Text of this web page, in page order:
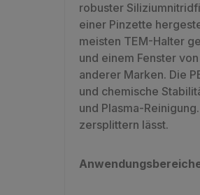
robuster
einer Pinzette
meisten TEM-Halter
und einem Fenster
anderer Marken. Die
und chemische
und Plasma-
zersplittern lässt.